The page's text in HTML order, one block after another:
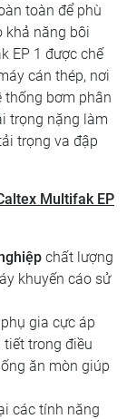
toàn để phù
khả năng bôi
EP 1 được chế
cán thép, nơi
thống bơm phân
trọng nặng làm
trọng va đập
Multifak EP
chất lượng
khuyến cáo sử
gia cực áp
trong điều
ăn mòn giúp
các tính năng